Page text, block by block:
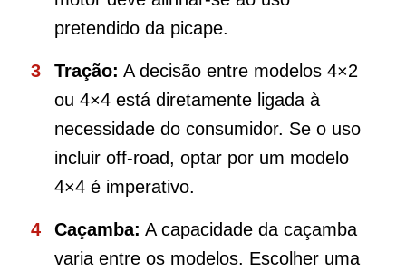
pretendido da picape.
Tração: A decisão entre modelos 4×2
ou 4×4 está diretamente ligada à
necessidade do consumidor. Se o uso
incluir off-road, optar por um modelo
4×4 é imperativo.
Caçamba: A capacidade da caçamba
varia entre os modelos. Escolher uma